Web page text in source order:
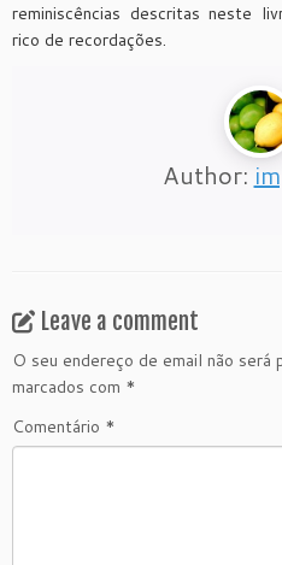
reminiscências descritas neste
rico de recordações.
Author:
Leave a comment
O seu endereço de email não será
marcados com *
Comentário *